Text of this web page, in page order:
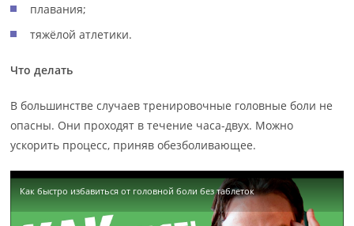
плавания;
тяжёлой атлетики.
Что делать
В большинстве случаев тренировочные головные боли не
опасны. Они проходят в течение часа-двух. Можно
ускорить процесс, приняв обезболивающее.
Как быстро избавиться от головной боли без таблеток